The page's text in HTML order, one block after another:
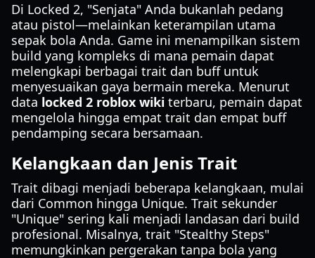
Di Locked 2, "Senjata" Anda bukanlah pedang
atau pistol—melainkan keterampilan utama
sepak bola Anda. Game ini menampilkan sistem
build yang kompleks di mana pemain dapat
melengkapi berbagai trait dan buff untuk
menyesuaikan gaya bermain mereka. Menurut
data locked 2 roblox wiki terbaru, pemain dapat
mengelola hingga empat trait dan empat buff
pendamping secara bersamaan.
Kelangkaan dan Jenis Trait
Trait dibagi menjadi beberapa kelangkaan, mulai
dari Common hingga Unique. Trait sekunder
"Unique" sering kali menjadi landasan dari build
profesional. Misalnya, trait "Stealthy Steps"
memungkinkan pergerakan tanpa bola yang